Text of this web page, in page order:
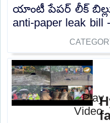
యాంటీ పేపర్‌ లీక్‌
anti-paper leak bill